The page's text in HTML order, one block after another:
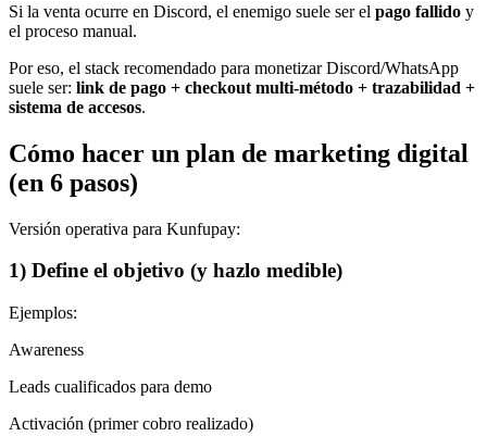
Si la venta ocurre en Discord, el enemigo suele ser el pago fallido y
el proceso manual.
Por eso, el stack recomendado para monetizar Discord/WhatsApp
suele ser: link de pago + checkout multi-método + trazabilidad +
sistema de accesos.
Cómo hacer un plan de marketing digital
(en 6 pasos)
Versión operativa para Kunfupay:
1) Define el objetivo (y hazlo medible)
Ejemplos:
Awareness
Leads cualificados para demo
Activación (primer cobro realizado)